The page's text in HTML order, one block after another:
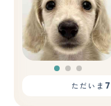
ただいま